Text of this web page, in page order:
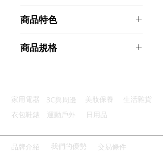
商品特色
多種單位：三種單位測量一鍵切換
商品規格
主要材質：塑料
商品尺寸：17*14*3cm
產地名稱：中國大陸
代理商：亞桓有限公司
家用電器 3C與周邊 美妝保養
生活雜貨
衣包鞋錶
運動戶外 日用品
品牌介紹 我們的優勢 交易條件